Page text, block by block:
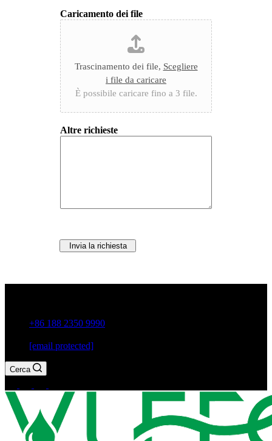
Caricamento dei file
Trascinamento dei file, Scegliere
i file da caricare
È possibile caricare fino a 3 file.
Altre richieste
Invia la richiesta
+86 188 2350 9990
[email protected]
Cerca